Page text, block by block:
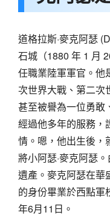
道格拉斯·麥克阿瑟
石城（1880 年 1 月
任職業陸軍軍官。他
次世界大戰、第二次
甚至被譽為一位勇敢
經過他多年的服務，
情。嗯，他出生後，
將小阿瑟·麥克阿瑟
遺產。麥克阿瑟在華
的身份畢業於西點軍
年6月11日。